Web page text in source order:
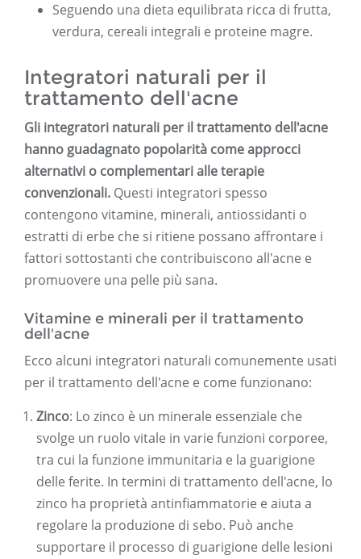
Seguendo una dieta equilibrata ricca di frutta,
verdura, cereali integrali e proteine ​​magre.
Integratori naturali per il
trattamento dell'acne
Gli integratori naturali per il trattamento dell'acne
hanno guadagnato popolarità come approcci
alternativi o complementari alle terapie
convenzionali. Questi integratori spesso
contengono vitamine, minerali, antiossidanti o
estratti di erbe che si ritiene possano affrontare i
fattori sottostanti che contribuiscono all'acne e
promuovere una pelle più sana.
Vitamine e minerali per il trattamento
dell'acne
Ecco alcuni integratori naturali comunemente usati
per il trattamento dell'acne e come funzionano:
Zinco: Lo zinco è un minerale essenziale che
svolge un ruolo vitale in varie funzioni corporee,
tra cui la funzione immunitaria e la guarigione
delle ferite. In termini di trattamento dell'acne, lo
zinco ha proprietà antinfiammatorie e aiuta a
regolare la produzione di sebo. Può anche
supportare il processo di guarigione delle lesioni